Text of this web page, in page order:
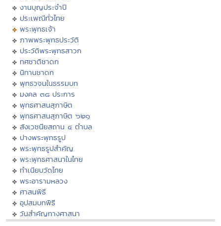
งานบุญประจำปี
ประเพณีทั่วไทย
พระพุทธเจ้า
ภาพพระพุทธประวัติ
ประวัติพระพุทธสาวก
ทศชาติชาดก
นิทานชาดก
พุทธวจนในธรรมบท
มงคล ๓๘ ประการ
พุทธศาสนสุภาษิต
พุทธศาสนสุภาษิต ๖๒๑
สังเวชนียสถาน ๔ ตำบล
ปางพระพุทธรูป
พระพุทธรูปสำคัญ
พระพุทธศาสนาในไทย
ทำเนียบวัดไทย
พระอารามหลวง
ศาสนพิธี
อุปสมบทพิธี
วันสำคัญทางศาสนา